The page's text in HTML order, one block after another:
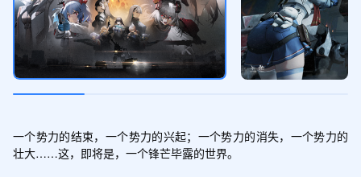
一个势力的结束，一个势力的兴起；一个势力的消失，一个势力的
壮大……这，即将是，一个锋芒毕露的世界。